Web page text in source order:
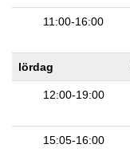
11:00-16:00
lördag
12:00-19:00
15:05-16:00